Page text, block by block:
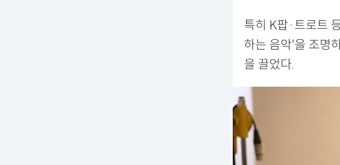
특히 K팝·트로트
하는 음악'을 조명
을 끌었다.